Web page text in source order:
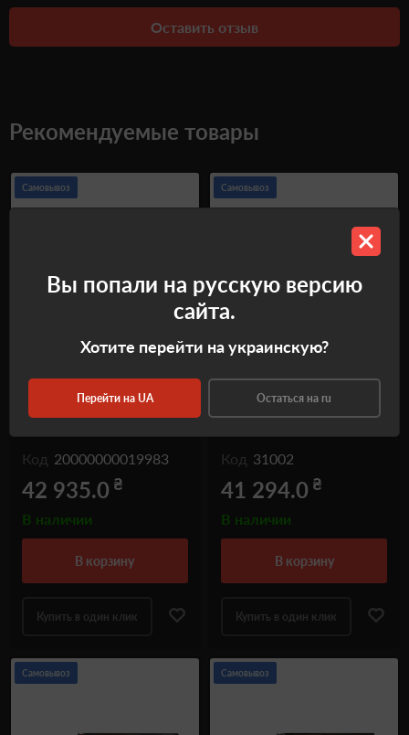
Оставить отзыв
Рекомендуемые товары
Самовывоз
Hardened+ Shiny Varnished
Barrel 51 см
Код 20000000019983
42 935.0 ₴
В наличии
в корзину
Купить в один клик
Самовывоз
Basic 12/76
Код 31002
41 294.0 ₴
В наличии
в корзину
Купить в один клик
Самовывоз Самовывоз
Вы попали на русскую версию
сайта.
Хотите перейти на украинскую?
Перейти на UA Остаться на ru